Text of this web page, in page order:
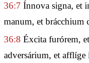
36:7 Ínnova signa, et
manum, et brácchium
36:8 Éxcita furórem,
adversárium, et